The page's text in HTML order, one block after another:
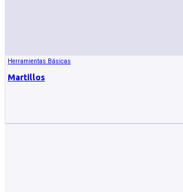
Herramientas Básicas
Martillos